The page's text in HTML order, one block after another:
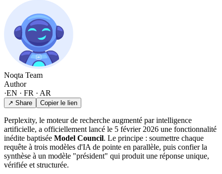
Noqta Team
Author
·EN · FR · AR
↗ Share Copier le lien
Perplexity, le moteur de recherche augmenté par intelligence
artificielle, a officiellement lancé le 5 février 2026 une fonctionnalité
inédite baptisée Model Council. Le principe : soumettre chaque
requête à trois modèles d'IA de pointe en parallèle, puis confier la
synthèse à un modèle "président" qui produit une réponse unique,
vérifiée et structurée.